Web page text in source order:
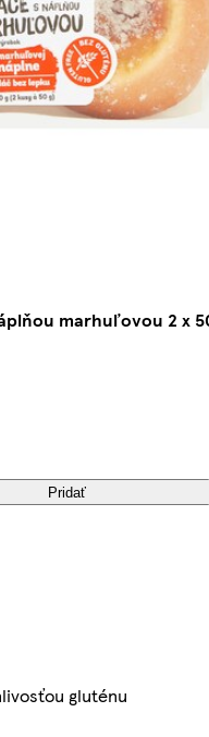
marhuľovou 2 x
Pridať
gluténu